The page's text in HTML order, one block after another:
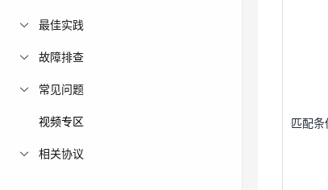
最佳实践
故障排查
常见问题
视频专区
相关协议
匹配条